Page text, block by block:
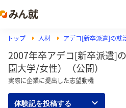
トップ 人材 アデコ[新卒派遣]の就
2007年卒アデコ[新卒派遣]
園大学/女性）（公開）
実際に企業に提出した志望動機
体験記を投稿する